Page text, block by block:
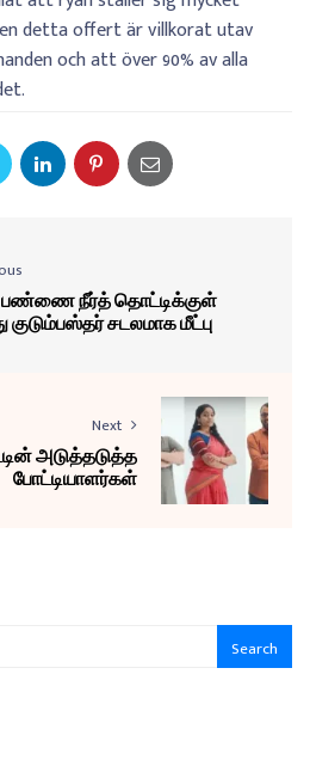
detta offert är villkorat utav
och att över 90% av alla
பண்ணை நீர்த் தொட்டிக்குள்
குடும்பஸ்தர் சடலமாக மீட்பு
Next
அடுத்தடுத்த
போட்டியாளர்கள்
Search